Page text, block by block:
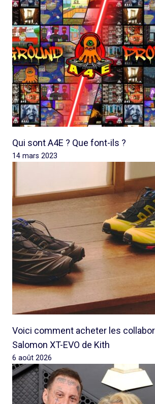
Qui sont A4E ? Que font-ils ?
14 mars 2023
Voici comment acheter les
Salomon XT-EVO de Kith
6 août 2026